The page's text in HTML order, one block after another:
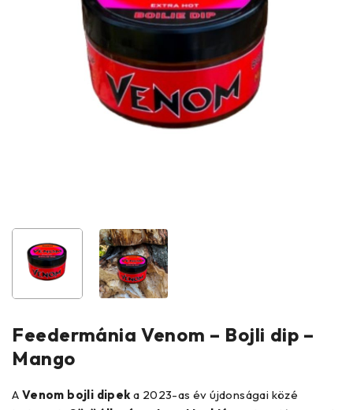
Feedermánia Venom – Bojli dip –
Mango
A Venom bojli dipeka 2023-as év újdonságai közé